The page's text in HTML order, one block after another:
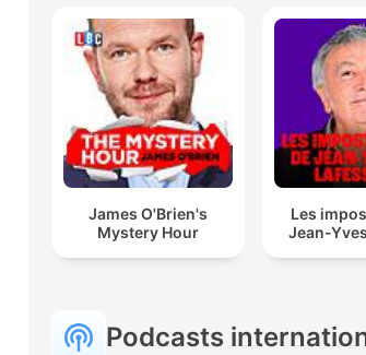
James O'Brien's
Mystery Hour
Les
Jean-
Podcasts